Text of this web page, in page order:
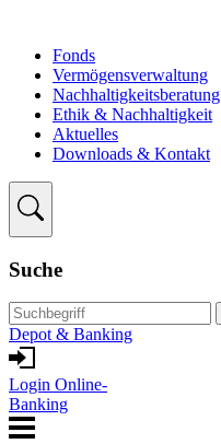
Fonds
Vermögensverwaltung
Nachhaltigkeitsberatung
Ethik & Nachhaltigkeit
Aktuelles
Downloads & Kontakt
Suche
Depot & Banking
Login Online-
Banking